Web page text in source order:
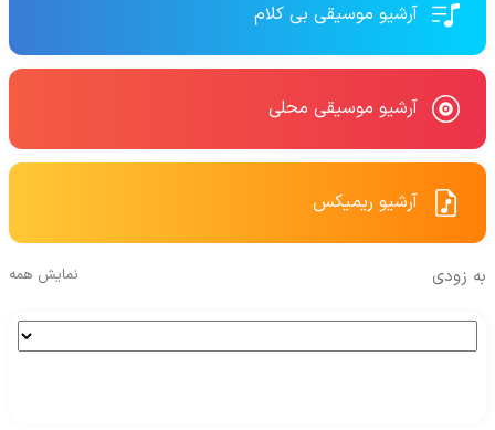
آرشیو موسیقی بی کلام
آرشیو موسیقی محلی
آرشیو ریمیکس
به زودی نمایش همه